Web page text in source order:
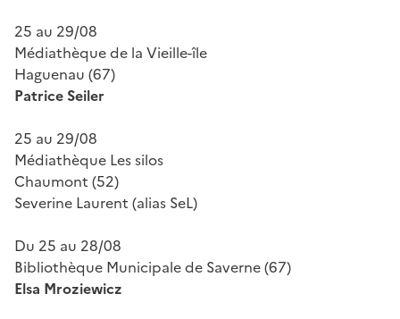
25 au 29/08
Médiathèque de la Vieille-île
Haguenau (67)
Patrice Seiler
25 au 29/08
Médiathèque Les silos
Chaumont (52)
Severine Laurent (alias SeL)
Du 25 au 28/08
Bibliothèque Municipale de Saverne (67)
Elsa Mroziewicz